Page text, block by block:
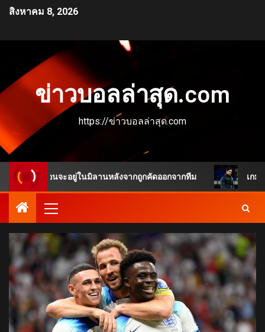
สิงหาคม 8, 2026
ข่าวบอลล่าสุด.com
https://ข่าวบอลล่าสุด.com
เหมือนจะอยู่ในมิลานหลังจากถูกคัดออกจากทีม เกมพลิกชัดเ